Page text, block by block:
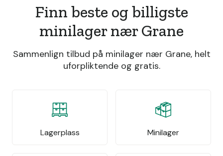
Finn beste og billigste
minilager nær Grane
Sammenlign tilbud på minilager nær Grane, helt
uforpliktende og gratis.
Lagerplass Minilager